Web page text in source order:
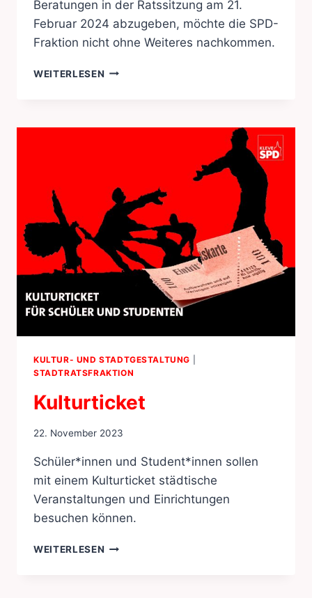
Beratungen in der Ratssitzung am 21.
Februar 2024 abzugeben, möchte die SPD-
Fraktion nicht ohne Weiteres nachkommen.
WEITERLESEN LANDESGARTENSCHAU-
FRAGEN
KULTUR- UND STADTGESTALTUNG
STADTRATSFRAKTION
Kulturticket
22. November 2023
Schüler*innen und Student*innen sollen
mit einem Kulturticket städtische
Veranstaltungen und Einrichtungen
besuchen können.
WEITERLESEN KULTURTICKET